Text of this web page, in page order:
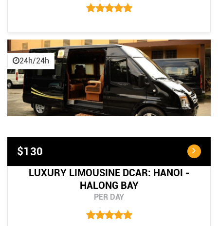
24h/24h
$130
LUXURY LIMOUSINE DCAR: HANOI -
HALONG BAY
PER DAY